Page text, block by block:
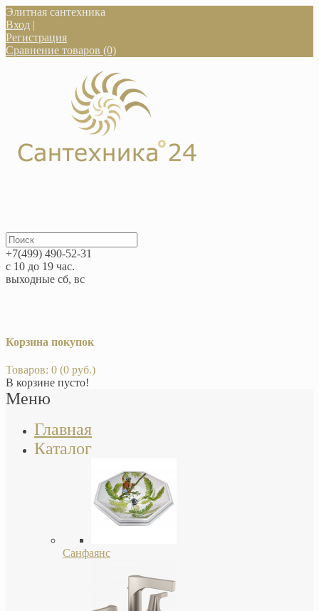
Элитная сантехника
Вход |
Регистрация
Сравнение товаров (0)
+7(499) 490-52-31
с 10 до 19 час.
выходные сб, вс
Корзина покупок
Товаров: 0 (0 руб.)
В корзине пусто!
Меню
Главная
Каталог
Санфаянс